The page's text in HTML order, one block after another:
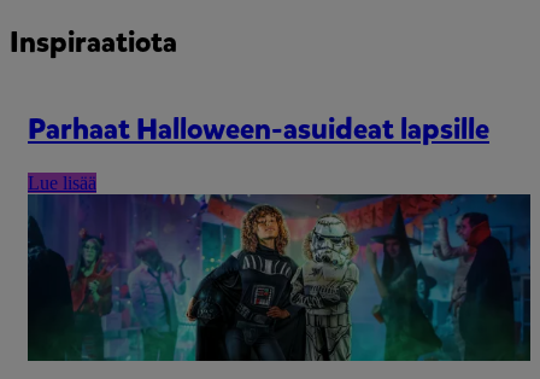
Inspiraatiota
Parhaat Halloween-asuideat lapsille
Lue lisää